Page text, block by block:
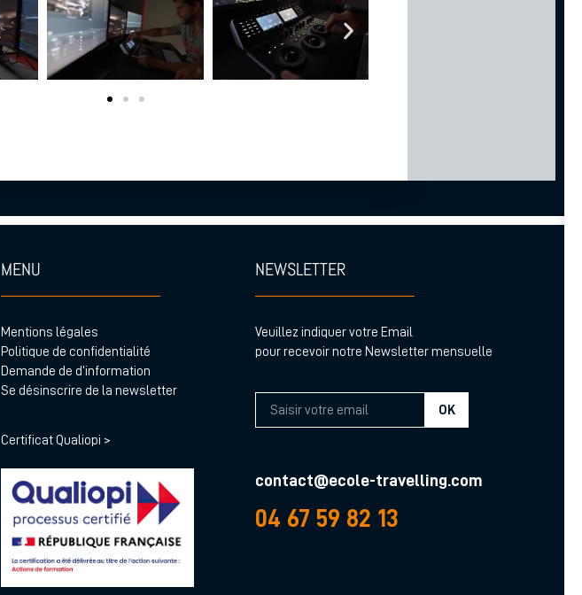
MENU
Mentions légales
Politique de confidentialité
Demande de d’information
Se désinscrire de la newsletter
Certificat Qualiopi >
NEWSLETTER
Veuillez indiquer votre Email
pour recevoir notre Newsletter mensuelle
OK
contact@ecole-travelling.com
04 67 59 82 13